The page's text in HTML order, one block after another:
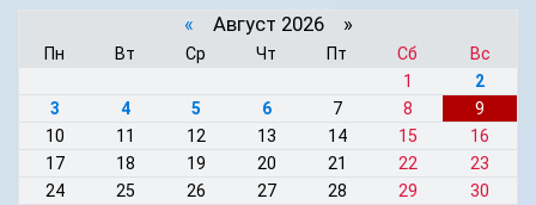
« Август 2026 »
Пн Вт Ср Чт Пт Сб
Вс
1
2
3
4 5 6 7 8
9
10
11 12 13 14 15
16
17
18 19 20 21 22
23
24
25 26 27 28 29
30